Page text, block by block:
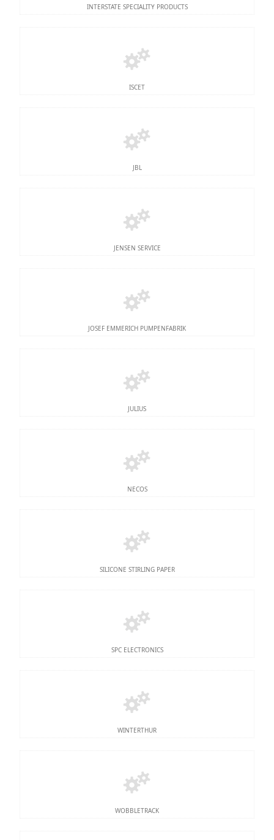
INTERSTATE SPECIALITY PRODUCTS
ISCET
JBL
JENSEN SERVICE
JOSEF EMMERICH PUMPENFABRIK
JULIUS
NECOS
SILICONE STIRLING PAPER
SPC ELECTRONICS
WINTERTHUR
WOBBLETRACK